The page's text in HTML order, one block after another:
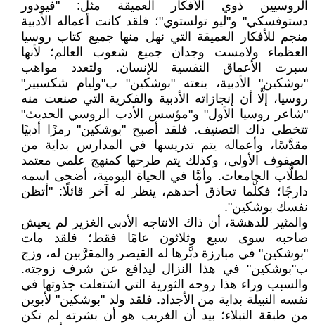
الروسيين ذوي الأفكار العميقة مثل: "فيودور
دستوفسكي" و"ليو تولستوي"؛ فلقد كانت أعماله الأدبية
منجم للأفكار العميقة التي نهل منها جميع كتاب روسيا
العظماء ولامست وجدان جميع شعوب العالم؛ لأنها
سبرت الأعماق النفسية للإنسان. ولتعدد مواهب
"بوشكين" الأدبية، ينعته "بوشكين" ب"وليام شكسبير"
روسيا، إلَّا أن إنجازاته الأدبية والفكرية التي صنعت منه
"شاعر روسيا الأول" و"مؤسس الأدب الروسي الحديث"
تتخطى ذاك التصنيف. فلقد أصبح "بوشكين" رمزًا أدبيًا
مقدَّسًا، وأعماله يتم تدريسها في المدارس بداية من
الصفوف الأولى، وكذلك يتم طرحها كمنهج علمي معتمد
لطلَّاب الجامعات. وأمَّا في الحياة اليومية، أضحى اسمه
دارجًا؛ فكلَّما تحاذق أحدهم، ينظر له آخر قائلًا: "أتظن
نفسك بوشكين".
والمثير للدهشة، أن ذاك الانتاجه الأدبي الغزير لم يعيش
صاحبه سوى سبع وثلاثون عامًا فقط؛ فلقد مات
"بوشكين" في مبارزة دبَّرها له القيصر والمقرَّبين له، وزج
ب"بوشكين" في هذا النزال ليدافع عن شرف زوجته.
والسبب وراء هذا روحه الثورية التي اشتعلت جذوتها في
نفسه النبيلة بداية من الأجداد. فلقد ولد "بوشكين" لأبوين
من طبقة النبلاء؛ بيد أن الغريب هو أن بشرته لم تكن